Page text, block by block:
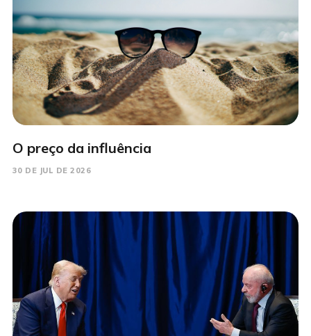
O preço da influência
30 DE JUL DE 2026